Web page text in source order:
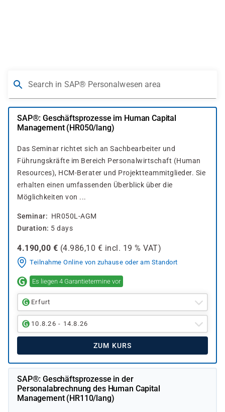
Search in SAP® Personalwesen area
SAP®: Geschäftsprozesse im Human Capital
Management (HR050/lang)
Das Seminar richtet sich an Sachbearbeiter und
Führungskräfte im Bereich Personalwirtschaft (Human
Resources), HCM-Berater und Projektteammitglieder. Sie
erhalten einen umfassenden Überblick über die
Möglichkeiten von ...
Seminar
HR050L-AGM
Duration
5 days
4.190,00 € (4.986,10 € incl. 19 % VAT)
Teilnahme Online von zuhause oder am Standort
Es liegen 4 Garantietermine vor
Erfurt
10.8.26 - 14.8.26
ZUM KURS
SAP®: Geschäftsprozesse in der
Personalabrechnung des Human Capital
Management (HR110/lang)